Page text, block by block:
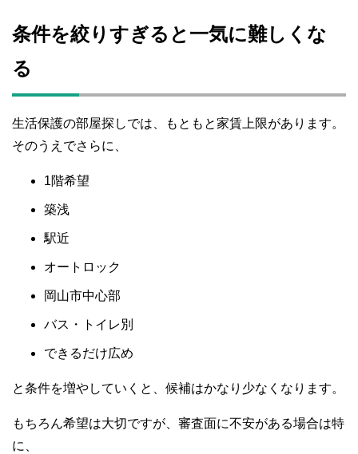
条件を絞りすぎると一気に難しくな
る
生活保護の部屋探しでは、もともと家賃上限があります。
そのうえでさらに、
1階希望
築浅
駅近
オートロック
岡山市中心部
バス・トイレ別
できるだけ広め
と条件を増やしていくと、候補はかなり少なくなります。
もちろん希望は大切ですが、審査面に不安がある場合は特
に、